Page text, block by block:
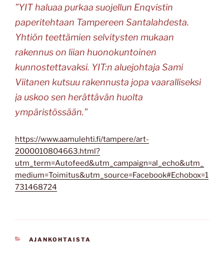
”YIT haluaa purkaa suojellun Enqvistin
paperitehtaan Tampereen Santalahdesta.
Yhtiön teettämien selvitysten mukaan
rakennus on liian huonokuntoinen
kunnostettavaksi. YIT:n aluejohtaja Sami
Viitanen kutsuu rakennusta jopa vaaralliseksi
ja uskoo sen herättävän huolta
ympäristössään.”
https://www.aamulehti.fi/tampere/art-
2000010804663.html?
utm_term=Autofeed&utm_campaign=al_echo&utm_
medium=Toimitus&utm_source=Facebook#Echobox=1
731468724
KATEGORIAT
AJANKOHTAISTA